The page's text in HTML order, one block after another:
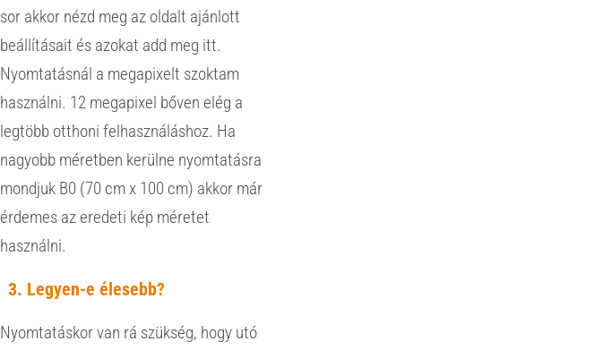
sor akkor nézd meg az oldalt ajánlott
beállításait és azokat add meg itt.
Nyomtatásnál a megapixelt szoktam
használni. 12 megapixel bőven elég a
legtöbb otthoni felhasználáshoz. Ha
nagyobb méretben kerülne nyomtatásra
mondjuk B0 (70 cm x 100 cm) akkor már
érdemes az eredeti kép méretet
használni.
Legyen-e élesebb?
Nyomtatáskor van rá szükség, hogy utó